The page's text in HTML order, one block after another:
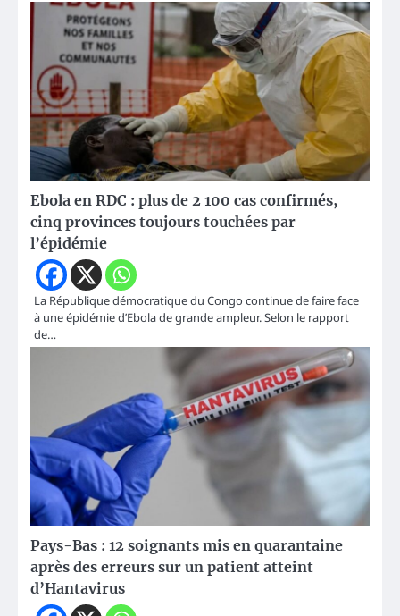
Ebola en RDC : plus de 2 100 cas confirmés,
cinq provinces toujours touchées par
l’épidémie
La République démocratique du Congo continue de faire face
à une épidémie d’Ebola de grande ampleur. Selon le rapport
de…
Pays-Bas : 12 soignants mis en quarantaine
après des erreurs sur un patient atteint
d’Hantavirus